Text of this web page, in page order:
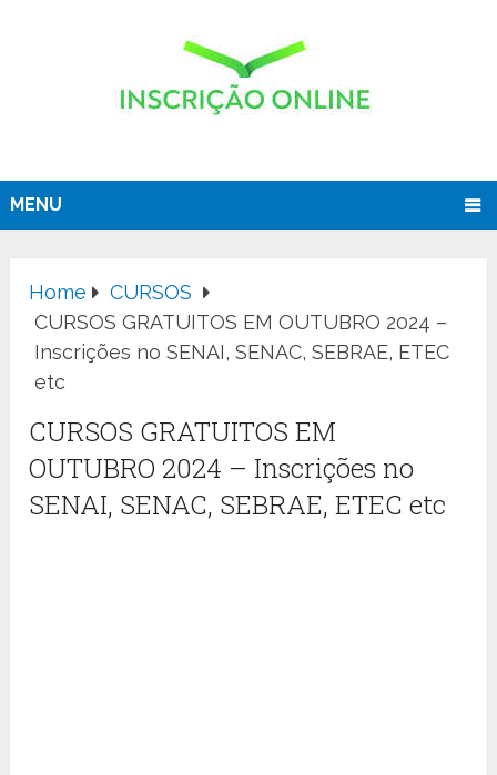
MENU
Home
CURSOS
CURSOS GRATUITOS EM OUTUBRO 2024 –
Inscrições no SENAI, SENAC, SEBRAE, ETEC
etc
CURSOS GRATUITOS EM
OUTUBRO 2024 – Inscrições no
SENAI, SENAC, SEBRAE, ETEC etc